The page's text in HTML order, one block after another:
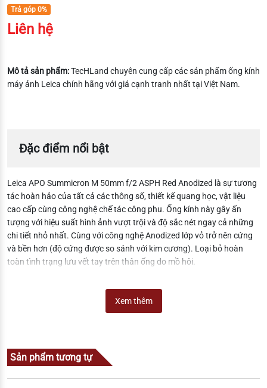
Trả góp 0%
Liên hệ
Mô tả sản phẩm:TecHLand chuyên cung cấp các sản phẩm ống kính
máy ảnh Leica chính hãng với giá cạnh tranh nhất tại Việt Nam.
Đặc điểm nổi bật
Leica APO Summicron M 50mm f/2 ASPH Red Anodized là sự tương
tác hoàn hảo của tất cả các thông số, thiết kế quang học, vật liệu
cao cấp cùng công nghệ chế tác công phu. Ống kính này gây ấn
tượng với hiệu suất hình ảnh vượt trội và độ sắc nét ngay cả những
chi tiết nhỏ nhất. Cùng với công nghệ Anodized lớp vỏ trở nên cứng
và bền hơn (độ cứng được so sánh với kim cương). Loại bỏ hoàn
toàn tình trạng lưu vết tay trên thân ống do mồ hôi.
Xem thêm
Sản phẩm tương tự